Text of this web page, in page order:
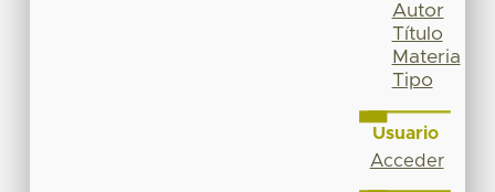
Autor
Título
Materia
Tipo
Usuario
Acceder